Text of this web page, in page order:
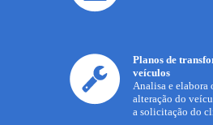
Planos de
veículos
Analisa e elabora
alteração do
a solicitação do